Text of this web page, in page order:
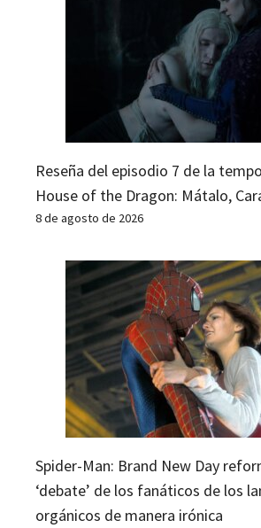
Reseña del episodio 7 de la
House of the Dragon: Mátalo,
8 de agosto de 2026
Spider-Man: Brand New Day
‘debate’ de los fanáticos de los
orgánicos de manera irónica